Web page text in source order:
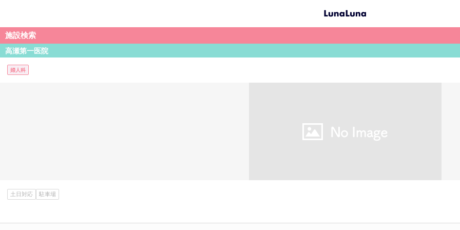
施設検索
高瀬第一医院
婦人科
土日対応 駐車場